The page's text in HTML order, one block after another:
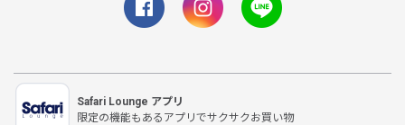
Safari Lounge アプリ
限定の機能もあるアプリでサクサクお買い物